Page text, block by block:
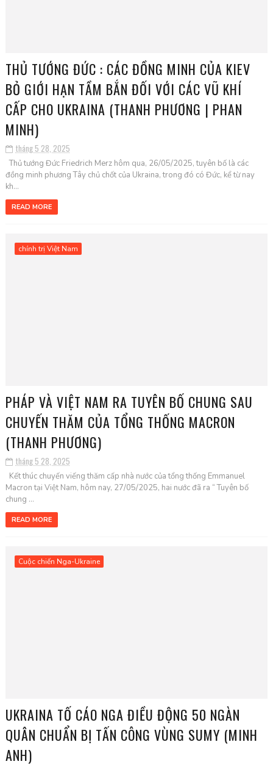
THỦ TƯỚNG ĐỨC : CÁC ĐỒNG MINH CỦA KIEV
BỎ GIỚI HẠN TẦM BẮN ĐỐI VỚI CÁC VŨ KHÍ
CẤP CHO UKRAINA (THANH PHƯƠNG | PHAN
MINH)
tháng 5 28, 2025
Thủ tướng Đức Friedrich Merz hôm qua, 26/05/2025, tuyên bố là các
đồng minh phương Tây chủ chốt của Ukraina, trong đó có Đức, kể từ nay
kh...
READ MORE
chính trị Việt Nam
PHÁP VÀ VIỆT NAM RA TUYÊN BỐ CHUNG SAU
CHUYẾN THĂM CỦA TỔNG THỐNG MACRON
(THANH PHƯƠNG)
tháng 5 28, 2025
Kết thúc chuyến viếng thăm cấp nhà nước của tổng thống Emmanuel
Macron tại Việt Nam, hôm nay, 27/05/2025, hai nước đã ra “ Tuyên bố
chung ...
READ MORE
Cuộc chiến Nga-Ukraine
UKRAINA TỐ CÁO NGA ĐIỀU ĐỘNG 50 NGÀN
QUÂN CHUẨN BỊ TẤN CÔNG VÙNG SUMY (MINH
ANH)